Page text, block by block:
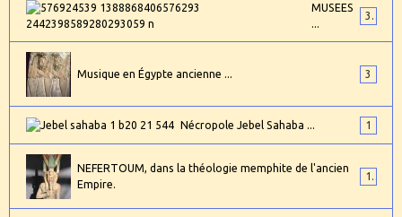
MUSEES
...
3
Musique en Égypte ancienne ... 3
Nécropole Jebel Sahaba ... 1
NEFERTOUM, dans la théologie memphite de l'ancien
Empire.
1